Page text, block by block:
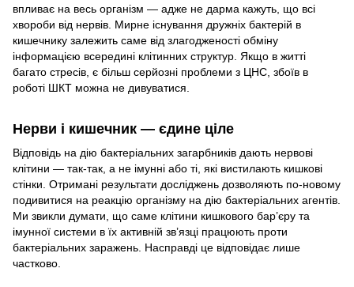
впливає на весь організм — адже не дарма кажуть, що всі
хвороби від нервів. Мирне існування дружніх бактерій в
кишечнику залежить саме від злагодженості обміну
інформацією всередині клітинних структур. Якщо в житті
багато стресів, є більш серйозні проблеми з ЦНС, збоїв в
роботі ШКТ можна не дивуватися.
Нерви і кишечник — єдине ціле
Відповідь на дію бактеріальних загарбників дають нервові
клітини — так-так, а не імунні або ті, які вистилають кишкові
стінки. Отримані результати досліджень дозволяють по-новому
подивитися на реакцію організму на дію бактеріальних агентів.
Ми звикли думати, що саме клітини кишкового бар’єру та
імунної системи в їх активній зв’язці працюють проти
бактеріальних заражень. Насправді це відповідає лише
частково.